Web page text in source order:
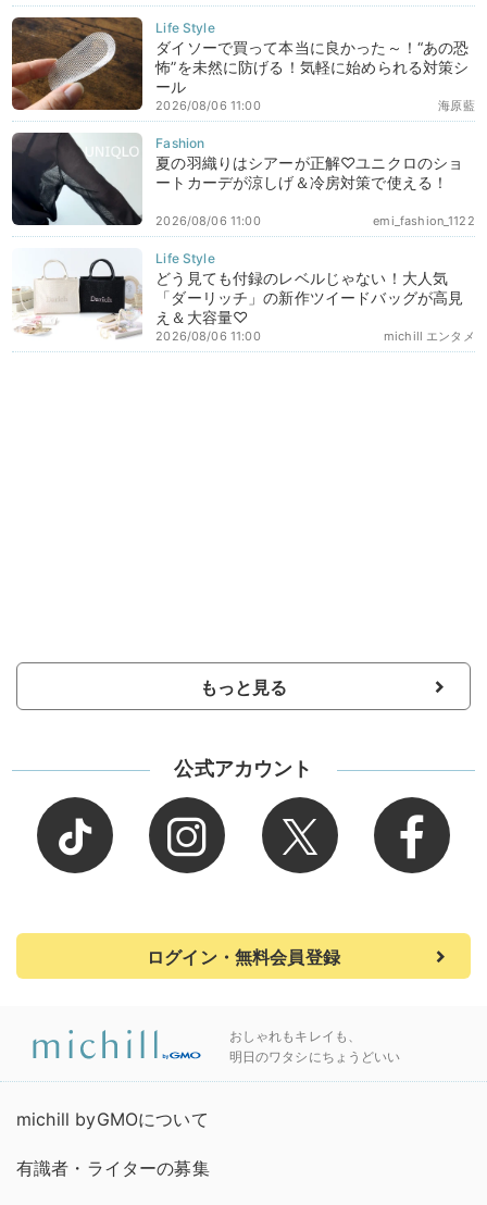
ダイソーで買って本当に良かった～！“あの恐
怖”を未然に防げる！気軽に始められる対策シ
ール
海原藍
2026/08/06 11:00
夏の羽織りはシアーが正解♡ユニクロのショ
ートカーデが涼しげ＆冷房対策で使える！
emi_fashion_1122
2026/08/06 11:00
どう見ても付録のレベルじゃない！大人気
「ダーリッチ」の新作ツイードバッグが高見
え＆大容量♡
michill エンタメ
2026/08/06 11:00
もっと見る
公式アカウント
ログイン・無料会員登録
おしゃれもキレイも、
明日のワタシにちょうどいい
michill byGMOについて
有識者・ライターの募集